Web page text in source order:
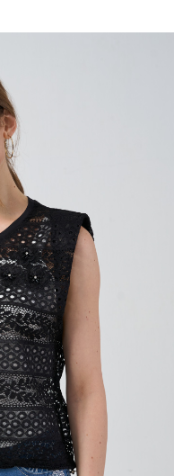
遇審核未通過，訂單將自動取
達大哥付你分期系統評分，恕無
」於每月結算日後寄送繳費提
碼／台灣大直營門市／銀行轉
。
以下簡稱本公司）所提供，讓
務，並由商店將買賣／分期付款
司帳單繳交帳款。
關係目的，商店將以您的個人
大哥大進項蒐集、處理及利用，
確認、核對及更正。
oppay.tw/userRule
儲值。
結帳。
，將跳轉至「AFTEE先享後付」
可完成結帳。
訊。
訊中的連結，可透過四大超商／
視為交易完成。
，但若您需要取消訂單，請聯絡
仍視為有效，需透過AFTEE先享
結帳頁面顯示為準，若有關於
疑問，請聯繫「AFTEE先享後付
support/home
AFTEE先享後付」服務完成之交
，並將交易相關給付款項請求債
址：
或監護人之同意方可使用
起之損失，本公司不負相關責
費
運費
運費